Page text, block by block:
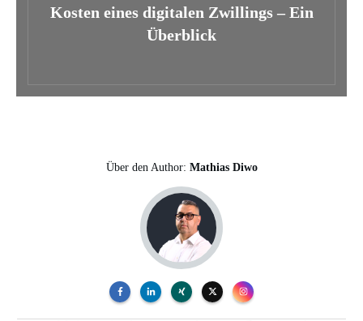
Kosten eines digitalen Zwillings – Ein
Überblick
Über den Author: Mathias Diwo